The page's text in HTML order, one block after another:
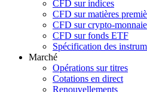
CFD sur indices
CFD sur matières
CFD sur crypto-
CFD sur fonds ETF
Spécification des
Marché
Opérations sur titres
Cotations en direct
Renouvellements